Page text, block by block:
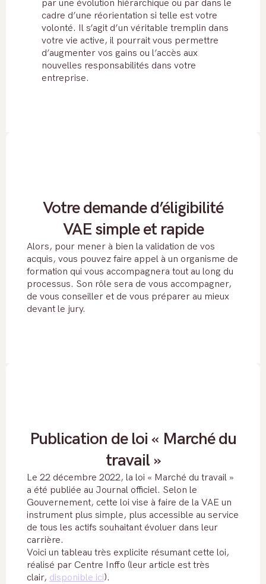
par une évolution hiérarchique ou par dans le
cadre d’une réorientation si telle est votre
volonté. Il s’agit d’un véritable tremplin dans
votre vie active, il pourrait vous permettre
d’augmenter vos gains ou l’accès aux
nouvelles responsabilités dans votre
entreprise.
Votre demande d’éligibilité
VAE simple et rapide
Alors, pour mener à bien la validation de vos
acquis, vous pouvez faire appel à un organisme de
formation qui vous accompagnera tout au long du
processus. Son rôle sera de vous accompagner,
de vous conseiller et de vous préparer au mieux
devant le jury.
Publication de loi « Marché du
travail »
Le 22 décembre 2022, la loi « Marché du travail »
a été publiée au Journal officiel. Selon le
Gouvernement, cette loi vise à faire de la VAE un
instrument plus simple, plus accessible au service
de tous les actifs souhaitant évoluer dans leur
carrière.
Voici un tableau très explicite résumant cette loi,
réalisé par Centre Inffo (leur article est très
clair, disponible ici).